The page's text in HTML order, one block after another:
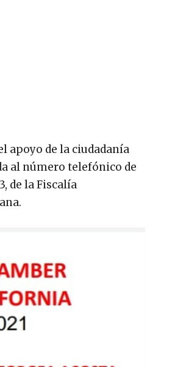
apoyo de la ciudadanía
al número telefónico de
de la Fiscalía